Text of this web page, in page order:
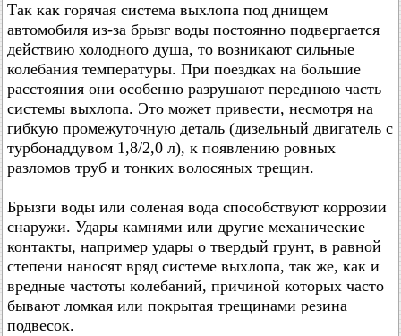
Так как горячая система выхлопа под днищем
автомобиля из-за брызг воды постоянно подвергается
действию холодного душа, то возникают сильные
колебания температуры. При поездках на большие
расстояния они особенно разрушают переднюю часть
системы выхлопа. Это может привести, несмотря на
гибкую промежуточную деталь (дизельный двигатель с
турбонаддувом 1,8/2,0 л), к появлению ровных
разломов труб и тонких волосяных трещин.
Брызги воды или соленая вода способствуют коррозии
снаружи. Удары камнями или другие механические
контакты, например удары о твердый грунт, в равной
степени наносят вряд системе выхлопа, так же, как и
вредные частоты колебаний, причиной которых часто
бывают ломкая или покрытая трещинами резина
подвесок.